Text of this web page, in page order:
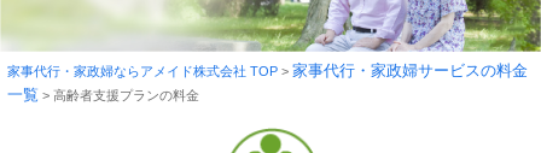
家事代行・家政婦ならアメイド株式会社 TOP> 家事代行・家政婦サービスの料金
一覧 > 高齢者支援プランの料金